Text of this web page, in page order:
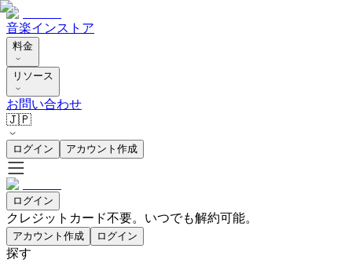
音楽インストア
料金
リソース
お問い合わせ
🇯🇵
ログイン アカウント作成
ログイン
クレジットカード不要。いつでも解約可能。
アカウント作成 ログイン
探す